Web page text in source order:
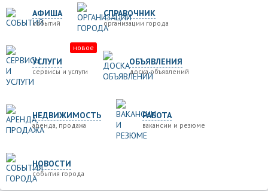
АФИША
событий
СПРАВОЧНИК
организации города
УСЛУГИ
сервисы и услуги
новое
ОБЪЯВЛЕНИЯ
доска объявлений
НЕДВИЖИМОСТЬ
аренда, продажа
РАБОТА
вакансии и резюме
НОВОСТИ
события города